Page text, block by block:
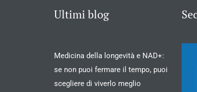
Ultimi blog
Medicina della longevità e NAD+:
se non puoi fermare il tempo, puoi
scegliere di viverlo meglio